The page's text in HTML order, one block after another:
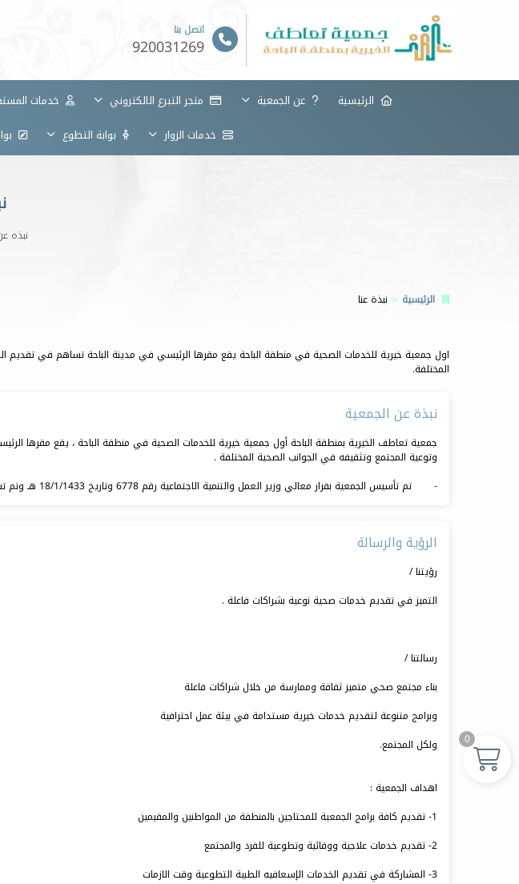
اتصل بنا
920031269
الرئيسية عن الجمعية متجر التبرع الالكتروني خدمات
خدمات الزوار
بوابة التطوع
نبذه
الرئيسية نبذة عنا
اول جمعية خيرية للخدمات الصحية في منطقة الباحة يقع مقرها الرئيسي في مدينة الباحة تساهم في تقديم
المختلفة.
نبذة عن الجمعية
جمعية تعاطف الخيرية بمنطقة الباحة أول جمعية خيرية للخدمات الصحية في منطقة الباحة ، يقع مقرها
وتوعية المجتمع وتثقيفه في الجوانب الصحية المختلفة .
- تم تأسيس الجمعية بقرار معالي وزير العمل والتنمية الاجتماعية رقم 6778 وتاريخ 18/1/1433 هـ وتم تسجيلها في سجلات الجمعيات الخيرية تحت الرقم ( 614 ) .
الرؤية والرسالة
رؤيتنا /
التميز في تقديم خدمات صحية نوعية بشراكات فاعلة .
رسالتنا /
بناء مجتمع صحي متميز ثقافة وممارسة من خلال شراكات فاعلة
وبرامج متنوعة لتقديم خدمات خيرية مستدامة في بيئة عمل احترافية
ولكل المجتمع.
اهداف الجمعية :
1- تقديم كافة برامج الجمعية للمحتاجين بالمنطقة من المواطنين والمقيمين
2- تقديم خدمات علاجية ووقائية وتطوعية للفرد والمجتمع
3- المشاركة في تقديم الخدمات الإسعافيه الطبية التطوعية وقت الازمات
0